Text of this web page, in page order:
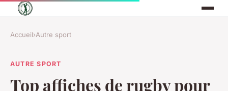
Accueil›Autre sport
AUTRE SPORT
Top affiches de rugby pour